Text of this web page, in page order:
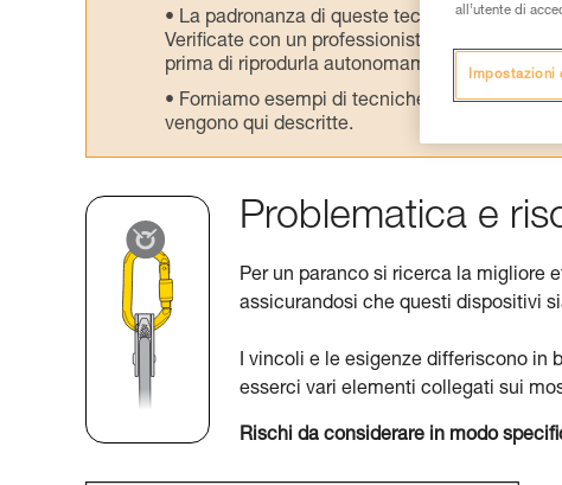
La padronanza di queste tecniche richiede
Verificate con un professionista la vostra
prima di riprodurla autonomamente.
Forniamo esempi di tecniche relative alla
vengono qui descritte.
Problematica e
Per un paranco si ricerca la migliore
assicurandosi che questi dispositivi
I vincoli e le esigenze differiscono in
esserci vari elementi collegati sui
Rischi da considerare in modo
all’utente di
Impostazioni